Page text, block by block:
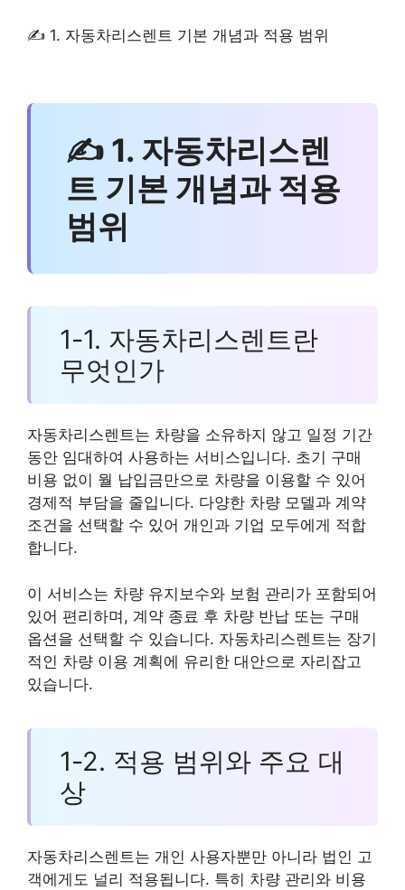
✍ 1. 자동차리스렌트 기본 개념과 적용 범위
✍ 1. 자동차리스렌
트 기본 개념과 적용
범위
1-1. 자동차리스렌트란
무엇인가
자동차리스렌트는 차량을 소유하지 않고 일정 기간
동안 임대하여 사용하는 서비스입니다. 초기 구매
비용 없이 월 납입금만으로 차량을 이용할 수 있어
경제적 부담을 줄입니다. 다양한 차량 모델과 계약
조건을 선택할 수 있어 개인과 기업 모두에게 적합
합니다.
이 서비스는 차량 유지보수와 보험 관리가 포함되어
있어 편리하며, 계약 종료 후 차량 반납 또는 구매
옵션을 선택할 수 있습니다. 자동차리스렌트는 장기
적인 차량 이용 계획에 유리한 대안으로 자리잡고
있습니다.
1-2. 적용 범위와 주요 대
상
자동차리스렌트는 개인 사용자뿐만 아니라 법인 고
객에게도 널리 적용됩니다. 특히 차량 관리와 비용